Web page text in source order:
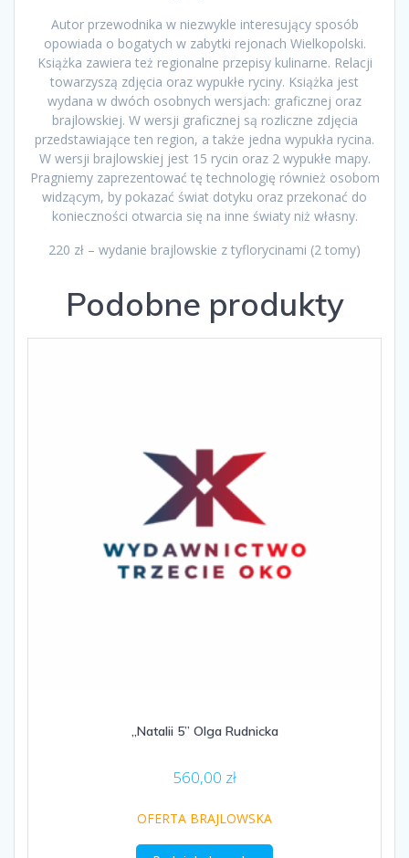
Autor przewodnika w niezwykle interesujący sposób
opowiada o bogatych w zabytki rejonach Wielkopolski.
Książka zawiera też regionalne przepisy kulinarne. Relacji
towarzyszą zdjęcia oraz wypukłe ryciny. Książka jest
wydana w dwóch osobnych wersjach: graficznej oraz
brajlowskiej. W wersji graficznej są rozliczne zdjęcia
przedstawiające ten region, a także jedna wypukła rycina.
W wersji brajlowskiej jest 15 rycin oraz 2 wypukłe mapy.
Pragniemy zaprezentować tę technologię również osobom
widzącym, by pokazać świat dotyku oraz przekonać do
konieczności otwarcia się na inne światy niż własny.
220 zł – wydanie brajlowskie z tyflorycinami (2 tomy)
Podobne produkty
„Natalii 5” Olga Rudnicka
560,00 zł
OFERTA BRAJLOWSKA